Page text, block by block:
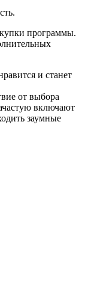
программы.
и станет
от выбора
включают
заумные